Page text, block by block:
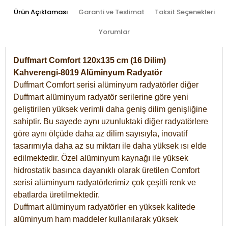
Ürün Açıklaması Garanti ve Teslimat Taksit Seçenekleri
Yorumlar
Duffmart Comfort 120x135 cm (16 Dilim)
Kahverengi-8019 Alüminyum Radyatör
Duffmart Comfort serisi alüminyum radyatörler diğer
Duffmart alüminyum radyatör serilerine göre yeni
geliştirilen yüksek verimli daha geniş dilim genişliğine
sahiptir. Bu sayede aynı uzunluktaki diğer radyatörlere
göre aynı ölçüde daha az dilim sayısıyla, inovatif
tasarımıyla daha az su miktarı ile daha yüksek ısı elde
edilmektedir. Özel alüminyum kaynağı ile yüksek
hidrostatik basınca dayanıklı olarak üretilen Comfort
serisi alüminyum radyatörlerimiz çok çeşitli renk ve
ebatlarda üretilmektedir.
Duffmart alüminyum radyatörler en yüksek kalitede
alüminyum ham maddeler kullanılarak yüksek